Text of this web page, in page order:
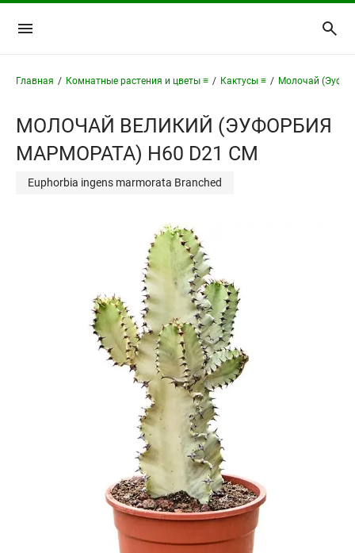
Главная / Комнатные растения и цветы ≡ / Кактусы ≡ / Молочай
МОЛОЧАЙ ВЕЛИКИЙ (ЭУФОРБИЯ
МАРМОРАТА) H60 D21 СМ
Euphorbia ingens marmorata Branched